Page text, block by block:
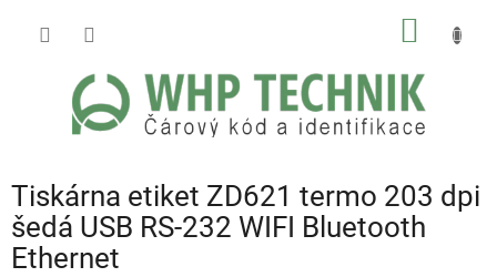
Tiskárna etiket ZD621 termo 203 dpi
šedá USB RS-232 WIFI Bluetooth
Ethernet